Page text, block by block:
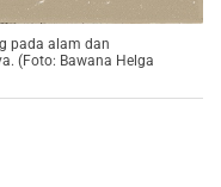
pada alam dan
(Foto: Bawana Helga